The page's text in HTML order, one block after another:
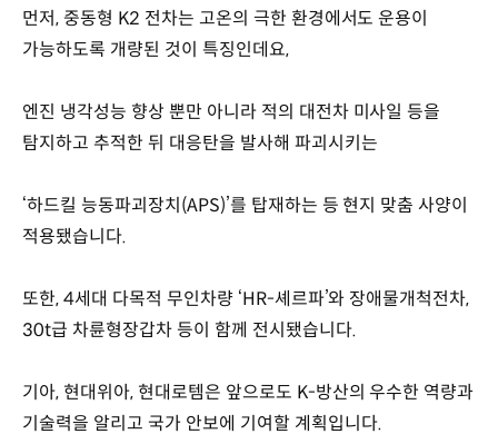
먼저, 중동형 K2 전차는 고온의 극한 환경에서도 운용이
가능하도록 개량된 것이 특징인데요,
엔진 냉각성능 향상 뿐만 아니라 적의 대전차 미사일 등을
탐지하고 추적한 뒤 대응탄을 발사해 파괴시키는
‘하드킬 능동파괴장치(APS)’를 탑재하는 등 현지 맞춤 사양이
적용됐습니다.
또한, 4세대 다목적 무인차량 ‘HR-셰르파’와 장애물개척전차,
30t급 차륜형장갑차 등이 함께 전시됐습니다.
기아, 현대위아, 현대로템은 앞으로도 K-방산의 우수한 역량과
기술력을 알리고 국가 안보에 기여할 계획입니다.